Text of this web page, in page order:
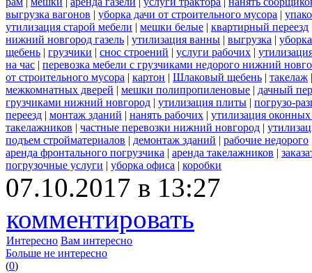
выгрузка вагонов | уборка дачи от строительного мусора |
утилизация старой мебели | мешки белые | квартирный переезд
нижний новгород газель | утилизация ванны | выгрузка |
щебень | грузчики | снос строений | услуги рабочих |
на час | перевозка мебели с грузчиками недорого нижний
от строительного мусора | картон | Шлаковый щебень | такелаж
межкомнатных дверей | мешки полипропиленовые | дачный
грузчиками нижний новгород | утилизация плиты | погрузо-
переезд | монтаж зданий | нанять рабочих | утилизация
такелажников | частные перевозки нижний новгород |
подъем стройматериалов | демонтаж зданий | рабочие недорого
аренда фронтального погрузчика | аренда такелажников |
погрузочные услуги | уборка офиса | коробки
07.10.2017 в 13:27
комментировать
Интересно Вам интересно
Больше не интересно
(0)